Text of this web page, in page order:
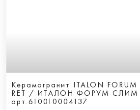
Керамогранит ITALON FORUM
RET / ИТАЛОН ФОРУМ СЛИМ
арт.610010004137